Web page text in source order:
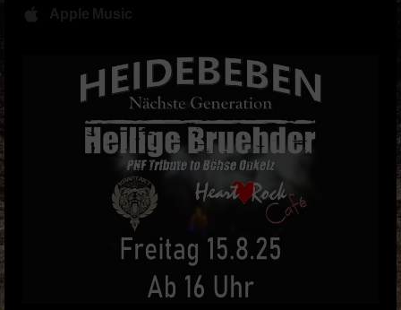
Apple Music